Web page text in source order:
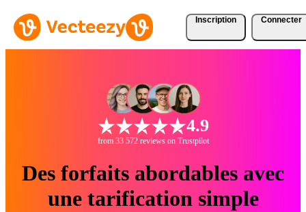
Inscription Connecter
4.9
from 33 572 reviews on Trustpilot
Des forfaits abordables avec
une tarification simple